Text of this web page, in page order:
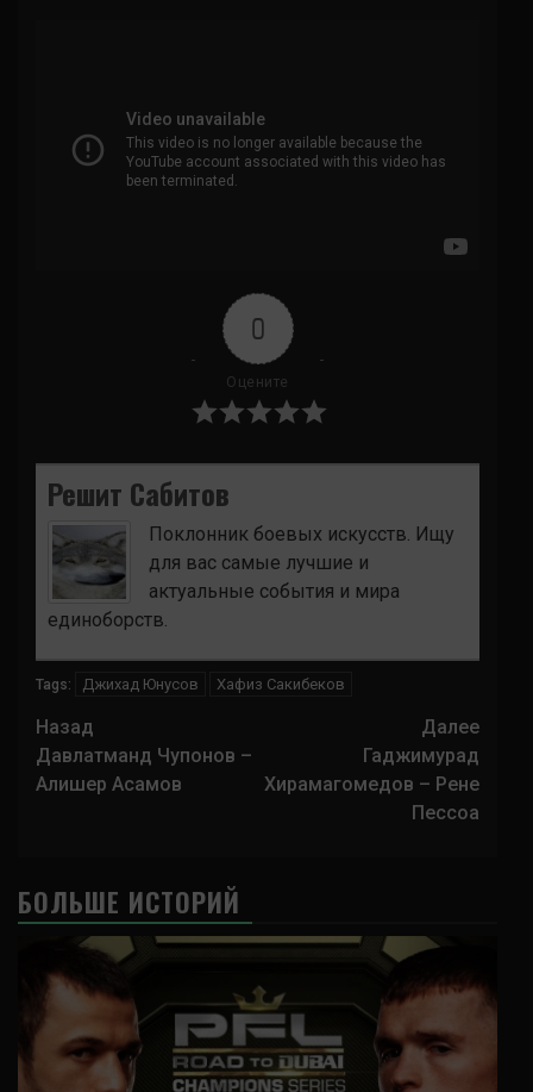
0
Оцените
Решит Сабитов
Поклонник боевых искусств. Ищу
для вас самые лучшие и
актуальные события и мира
единоборств.
Tags: Джихад Юнусов Хафиз Сакибеков
Навигация
записи
Назад
Давлатманд Чупонов –
Алишер Асамов
Далее
Гаджимурад
Хирамагомедов – Рене
Пессоа
БОЛЬШЕ ИСТОРИЙ